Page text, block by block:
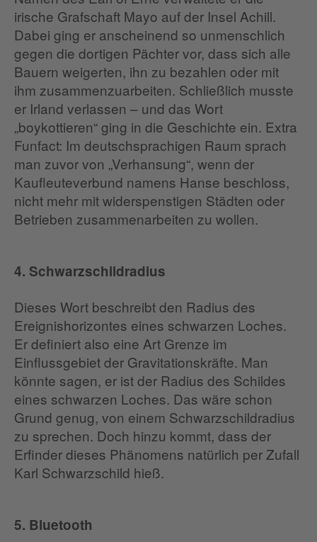
irische Grafschaft Mayo auf der Insel Achill.
Dabei ging er anscheinend so unmenschlich
gegen die dortigen Pächter vor, dass sich alle
Bauern weigerten, ihn zu bezahlen oder mit
ihm zusammenzuarbeiten. Schließlich musste
er Irland verlassen – und das Wort
„boykottieren“ ging in die Geschichte ein. Extra
Funfact: Im deutschsprachigen Raum sprach
man zuvor von „Verhansung“, wenn der
Kaufleuteverbund namens Hanse beschloss,
nicht mehr mit widerspenstigen Städten oder
Betrieben zusammenarbeiten zu wollen.
4. Schwarzschildradius
Dieses Wort beschreibt den Radius des
Ereignishorizontes eines schwarzen Loches.
Er definiert also eine Art Grenze im
Einflussgebiet der Gravitationskräfte. Man
könnte sagen, er ist der Radius des Schildes
eines schwarzen Loches. Das wäre schon
Grund genug, von einem Schwarzschildradius
zu sprechen. Doch hinzu kommt, dass der
Erfinder dieses Phänomens natürlich per Zufall
Karl Schwarzschild hieß.
5. Bluetooth